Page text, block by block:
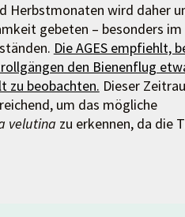
Herbstmonaten wird daher
gebeten – besonders im
Die AGES empfiehlt,
den Bienenflug
zu beobachten. Dieser
um das mögliche
velutina zu erkennen, da die